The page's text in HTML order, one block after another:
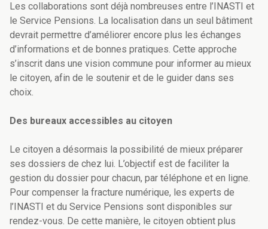
Les collaborations sont déjà nombreuses entre l’INASTI et
le Service Pensions. La localisation dans un seul bâtiment
devrait permettre d’améliorer encore plus les échanges
d’informations et de bonnes pratiques. Cette approche
s’inscrit dans une vision commune pour informer au mieux
le citoyen, afin de le soutenir et de le guider dans ses
choix.
Des bureaux accessibles au citoyen
Le citoyen a désormais la possibilité de mieux préparer
ses dossiers de chez lui. L’objectif est de faciliter la
gestion du dossier pour chacun, par téléphone et en ligne.
Pour compenser la fracture numérique, les experts de
l’INASTI et du Service Pensions sont disponibles sur
rendez-vous. De cette manière, le citoyen obtient plus